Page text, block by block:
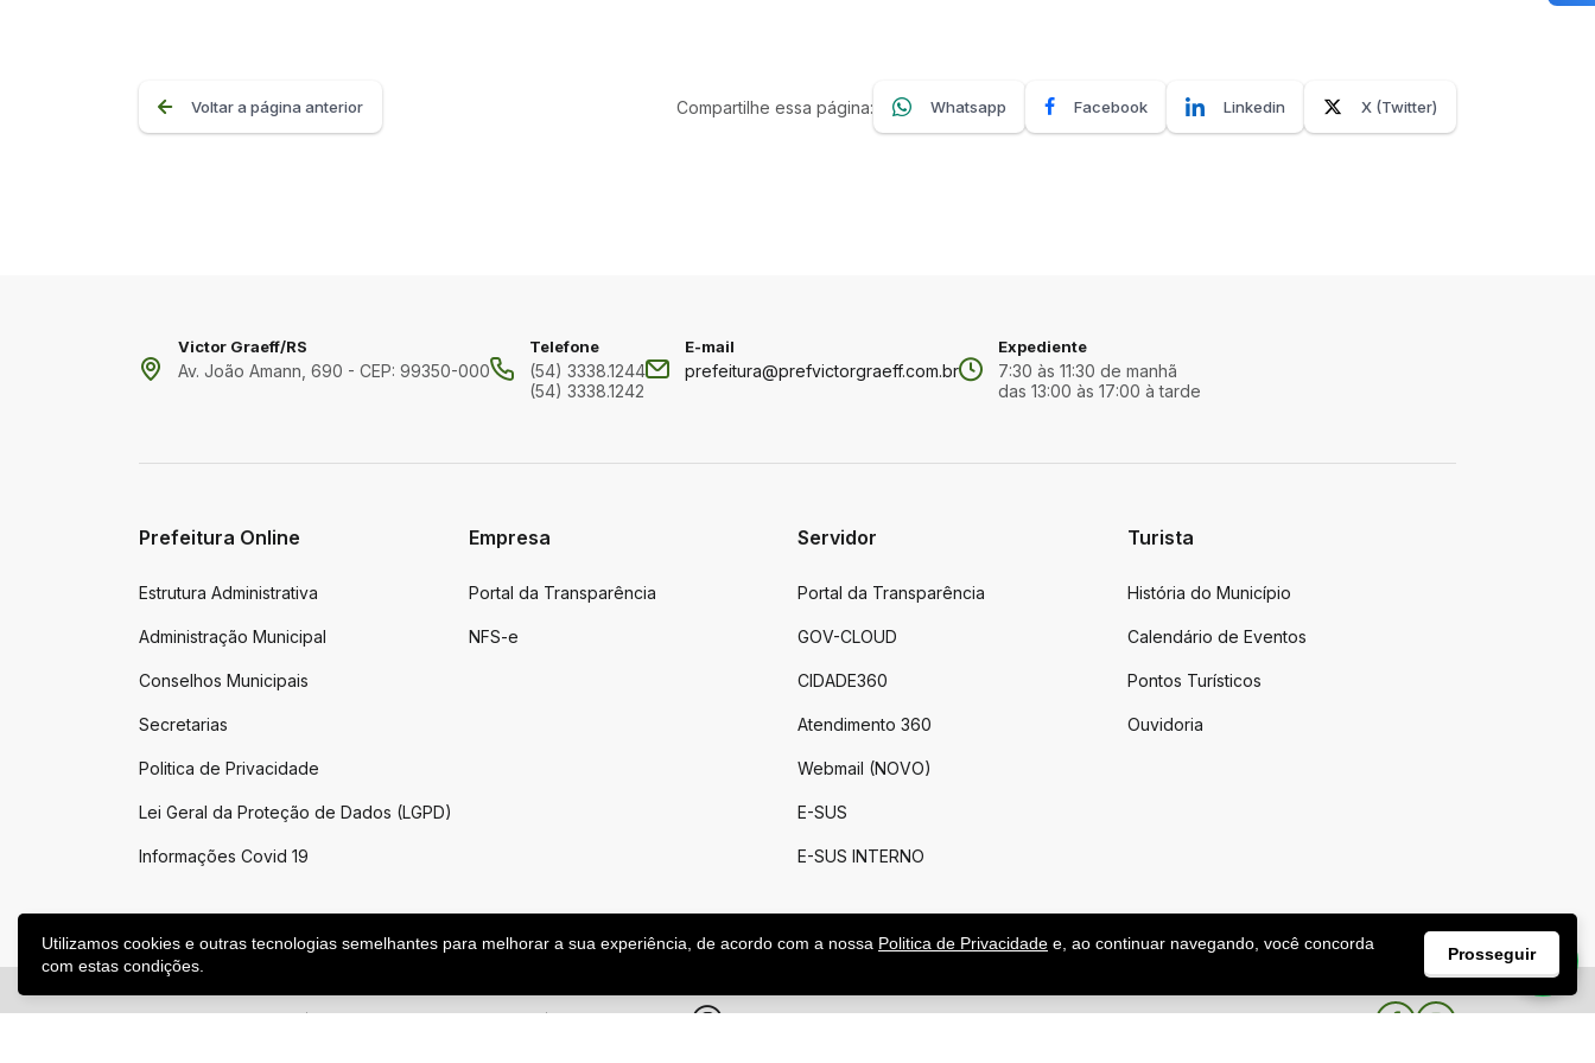
Voltar a página anterior Compartilhe essa página: Whatsapp Facebook Linkedin X (Twitter)
Victor Graeff/RS
Av. João Amann, 690 - CEP: 99350-000
Telefone
(54) 3338.1244
(54) 3338.1242
E-mail
prefeitura@prefvictorgraeff.com.br
Expediente
7:30 às 11:30 de manhã
das 13:00 às 17:00 à tarde
Prefeitura Online
Estrutura Administrativa
Administração Municipal
Conselhos Municipais
Secretarias
Politica de Privacidade
Lei Geral da Proteção de Dados (LGPD)
Informações Covid 19
Empresa
Portal da Transparência
NFS-e
Servidor
Portal da Transparência
GOV-CLOUD
CIDADE360
Atendimento 360
Webmail (NOVO)
E-SUS
E-SUS INTERNO
Turista
História do Município
Calendário de Eventos
Pontos Turísticos
Ouvidoria
Utilizamos cookies e outras tecnologias semelhantes para melhorar a sua experiência, de acordo com a nossa Politica de Privacidade e, ao continuar navegando, você concorda
com estas condições.
Prosseguir